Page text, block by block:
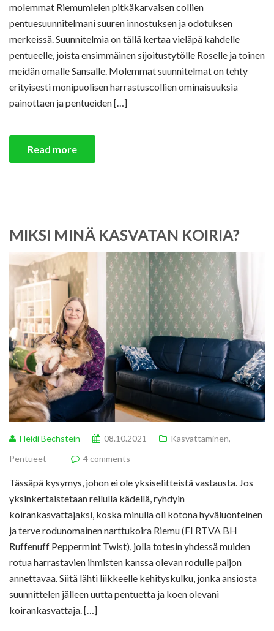
molemmat Riemumielen pitkäkarvaisen collien
pentuesuunnitelmani suuren innostuksen ja odotuksen
merkeissä. Suunnitelmia on tällä kertaa vieläpä kahdelle
pentueelle, joista ensimmäinen sijoitustytölle Roselle ja toinen
meidän omalle Sansalle. Molemmat suunnitelmat on tehty
erityisesti monipuolisen harrastuscollien ominaisuuksia
painottaen ja pentueiden […]
Read more
MIKSI MINÄ KASVATAN KOIRIA?
Heidi Bechstein 08.10.2021 Kasvattaminen,
Pentueet
4 comments
Tässäpä kysymys, johon ei ole yksiselitteistä vastausta. Jos
yksinkertaistetaan reilulla kädellä, ryhdyin
koirankasvattajaksi, koska minulla oli kotona hyväluonteinen
ja terve rodunomainen narttukoira Riemu (FI RTVA BH
Ruffenuff Peppermint Twist), jolla totesin yhdessä muiden
rotua harrastavien ihmisten kanssa olevan rodulle paljon
annettavaa. Siitä lähti liikkeelle kehityskulku, jonka ansiosta
suunnittelen jälleen uutta pentuetta ja koen olevani
koirankasvattaja. […]